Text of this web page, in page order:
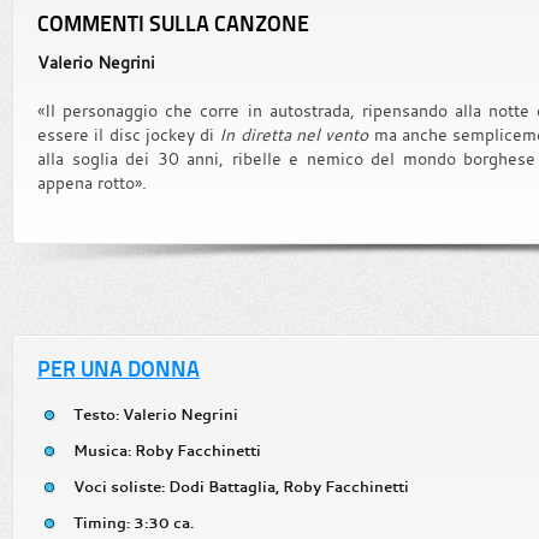
COMMENTI SULLA CANZONE
Valerio Negrini
«Il personaggio che corre in autostrada, ripensando alla notte
essere il disc jockey di In diretta nel ventoma anche
alla soglia dei 30 anni, ribelle e nemico del mondo
appena rotto».
PER UNA DONNA
Testo: Valerio Negrini
Musica: Roby Facchinetti
Voci soliste: Dodi Battaglia, Roby Facchinetti
Timing: 3:30 ca.